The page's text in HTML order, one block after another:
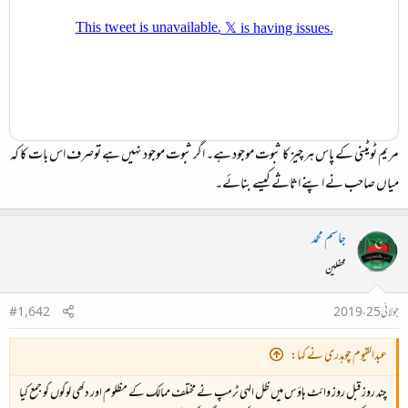
مریم ٹویٹنی کے پاس ہر چیز کا ثبوت موجود ہے۔ اگر ثبوت موجود نہیں ہے توصرف اس بات کا کہ
میاں صاحب نے اپنے اثاثے کیسے بنائے۔
جاسم محمد
محفلین
جولائی 25، 2019
#1,642
عبدالقیوم چوہدری نے کہا:
چند روز قبل روز وائٹ ہاؤس میں ظل الٰہی ٹرمپ نے مختلف ممالک کے مظلوم اور دکھی لوگوں کو جمع کیا